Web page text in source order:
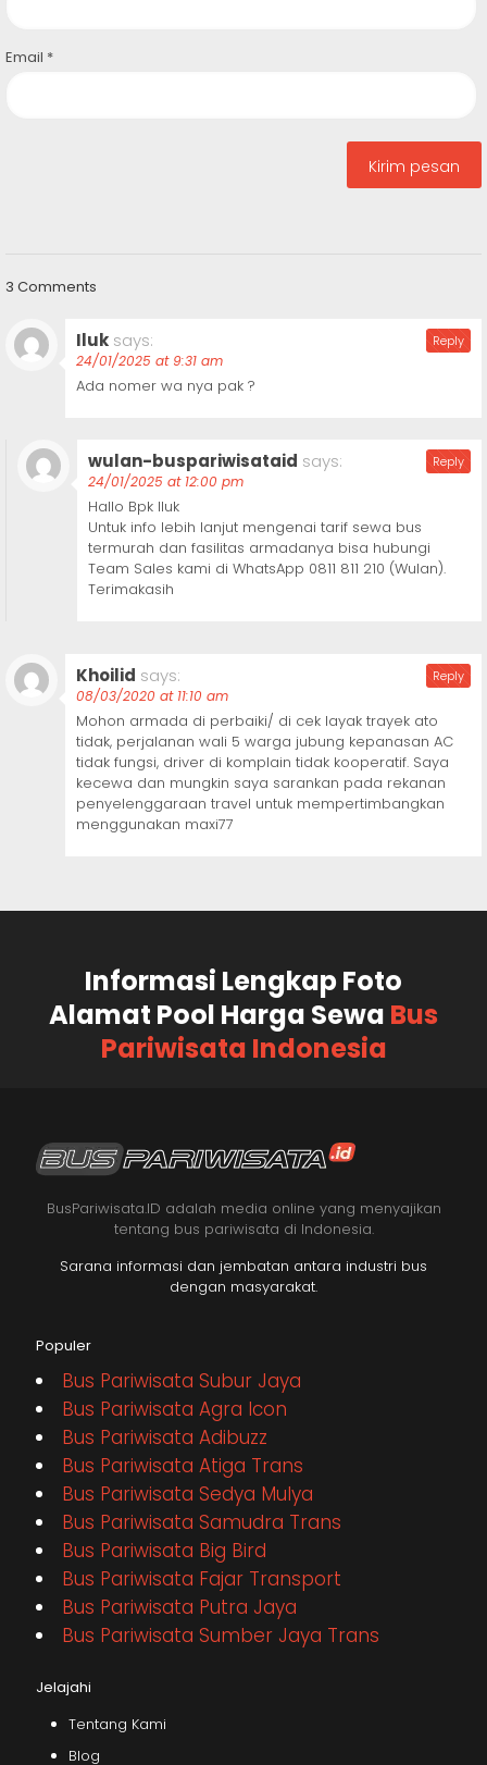
3 Comments
Iluk says:
24/01/2025 at 9:31 am
Ada nomer wa nya pak ?
Reply
wulan-buspariwisataid says:
24/01/2025 at 12:00 pm
Hallo Bpk Iluk
Untuk info lebih lanjut mengenai tarif sewa bus
termurah dan fasilitas armadanya bisa hubungi
Team Sales kami di WhatsApp 0811 811 210 (Wulan).
Terimakasih
Reply
Khoilid says:
08/03/2020 at 11:10 am
Mohon armada di perbaiki/ di cek layak trayek ato
tidak, perjalanan wali 5 warga jubung kepanasan AC
tidak fungsi, driver di komplain tidak kooperatif. Saya
kecewa dan mungkin saya sarankan pada rekanan
penyelenggaraan travel untuk mempertimbangkan
menggunakan maxi77
Reply
Email *
Informasi Lengkap Foto
Alamat Pool Harga Sewa Bus
Pariwisata Indonesia
BusPariwisata.ID adalah media online yang menyajikan
tentang bus pariwisata di Indonesia.
Sarana informasi dan jembatan antara industri bus
dengan masyarakat.
Populer
Bus Pariwisata Subur Jaya
Bus Pariwisata Agra Icon
Bus Pariwisata Adibuzz
Bus Pariwisata Atiga Trans
Bus Pariwisata Sedya Mulya
Bus Pariwisata Samudra Trans
Bus Pariwisata Big Bird
Bus Pariwisata Fajar Transport
Bus Pariwisata Putra Jaya
Bus Pariwisata Sumber Jaya Trans
Jelajahi
Tentang Kami
Blog